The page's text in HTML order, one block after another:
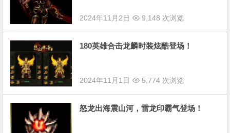
2024年11月2日 9,148 次浏览
180英雄合击龙麟时装炫酷登场！
2024年11月1日 5,774 次浏览
怒龙出海震山河，雷龙印霸气登场！